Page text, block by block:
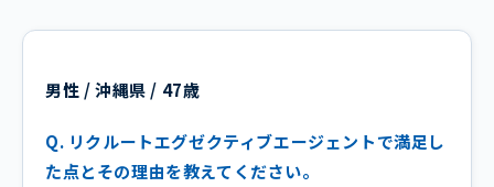
男性 / 沖縄県 / 47歳
Q. リクルートエグゼクティブエージェントで満足し
た点とその理由を教えてください。